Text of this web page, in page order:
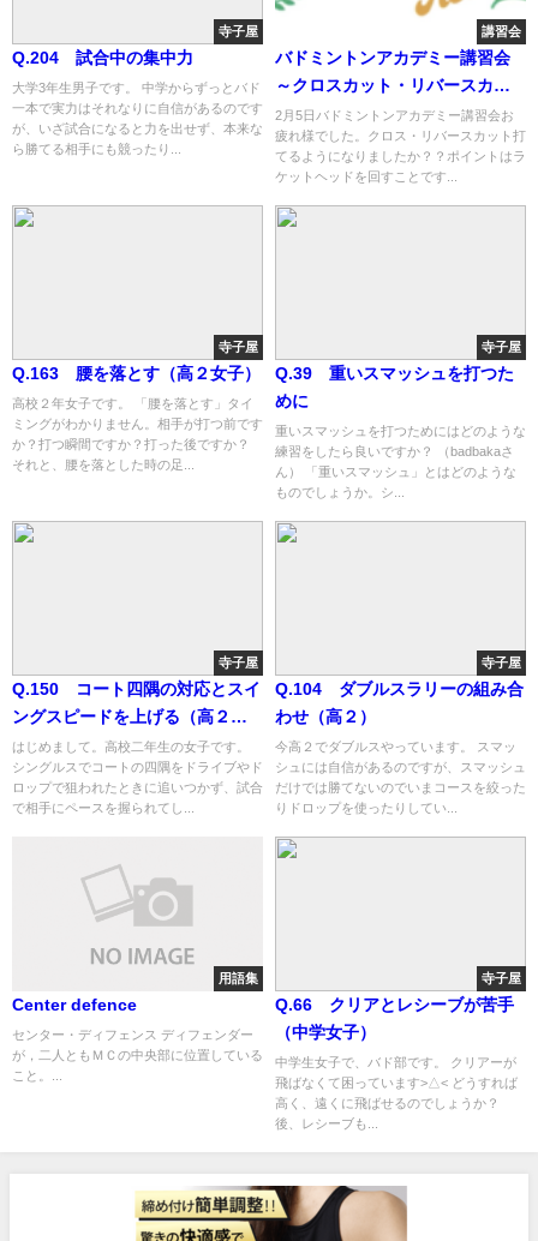
寺子屋
Q.204 試合中の集中力
大学3年生男子です。 中学からずっとバド
一本で実力はそれなりに自信があるのです
が、いざ試合になると力を出せず、本来な
ら勝てる相手にも競ったり...
講習会
バドミントンアカデミー講習会
～クロスカット・リバースカッ
ト
2月5日バドミントンアカデミー講習会お
疲れ様でした。クロス・リバースカット打
てるようになりましたか？？ポイントはラ
ケットヘッドを回すことです...
寺子屋
Q.163 腰を落とす（高２女子）
高校２年女子です。 「腰を落とす」タイ
ミングがわかりません。相手が打つ前です
か？打つ瞬間ですか？打った後ですか？
それと、腰を落とした時の足...
寺子屋
Q.39 重いスマッシュを打つた
めに
重いスマッシュを打つためにはどのような
練習をしたら良いですか？ （badbakaさ
ん） 「重いスマッシュ」とはどのような
ものでしょうか。シ...
寺子屋
Q.150 コート四隅の対応とスイ
ングスピードを上げる（高２女
子）
はじめまして。高校二年生の女子です。
シングルスでコートの四隅をドライブやド
ロップで狙われたときに追いつかず、試合
で相手にペースを握られてし...
寺子屋
Q.104 ダブルスラリーの組み合
わせ（高２）
今高２でダブルスやっています。 スマッ
シュには自信があるのですが、スマッシュ
だけでは勝てないのでいまコースを絞った
りドロップを使ったりしてい...
用語集
Center defence
センター・ディフェンス ディフェンダー
が，二人ともＭＣの中央部に位置している
こと。...
寺子屋
Q.66 クリアとレシーブが苦手
（中学女子）
中学生女子で、バド部です。 クリアーが
飛ばなくて困っています>△< どうすれば
高く、遠くに飛ばせるのでしょうか？
後、レシーブも...